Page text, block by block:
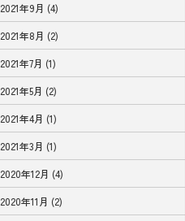
2021年9月 (4)
2021年8月 (2)
2021年7月 (1)
2021年5月 (2)
2021年4月 (1)
2021年3月 (1)
2020年12月 (4)
2020年11月 (2)